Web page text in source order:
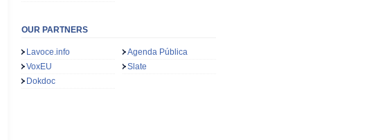
OUR PARTNERS
Lavoce.info
Agenda Pública
VoxEU
Slate
Dokdoc